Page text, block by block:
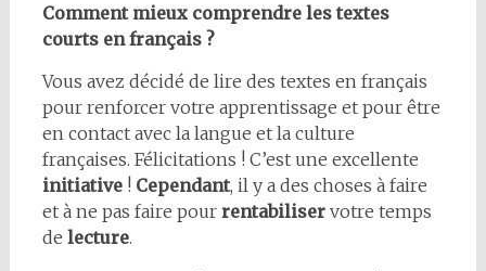
Comment mieux comprendre les textes
courts en français ?
Vous avez décidé de lire des textes en français
pour renforcer votre apprentissage et pour être
en contact avec la langue et la culture
françaises. Félicitations ! C’est une excellente
initiative ! Cependant, il y a des choses à faire
et à ne pas faire pour rentabiliservotre temps
de lecture.